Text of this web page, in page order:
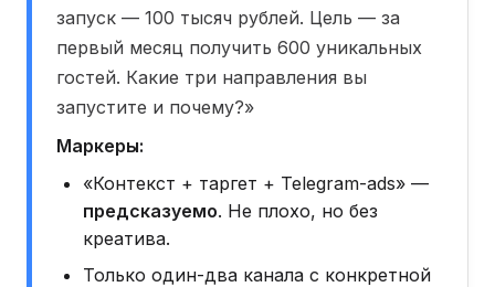
запуск — 100 тысяч рублей. Цель — за
первый месяц получить 600 уникальных
гостей. Какие три направления вы
запустите и почему?»
Маркеры:
«Контекст + таргет + Telegram-ads» —
предсказуемо. Не плохо, но без
креатива.
Только один-два канала с конкретной